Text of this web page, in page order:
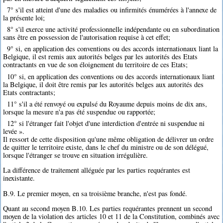
7° s'il est atteint d'une des maladies ou infirmités énumérées à l'annexe de
la présente loi;
8° s'il exerce une activité professionnelle indépendante ou en subordination
sans être en possession de l'autorisation requise à cet effet;
9° si, en application des conventions ou des accords internationaux liant la
Belgique, il est remis aux autorités belges par les autorités des Etats
contractants en vue de son éloignement du territoire de ces Etats;
10° si, en application des conventions ou des accords internationaux liant
la Belgique, il doit être remis par les autorités belges aux autorités des
Etats contractants;
11° s'il a été renvoyé ou expulsé du Royaume depuis moins de dix ans,
lorsque la mesure n'a pas été suspendue ou rapportée;
12° si l'étranger fait l'objet d'une interdiction d'entrée ni suspendue ni
levée ».
Il ressort de cette disposition qu'une même obligation de délivrer un ordre
de quitter le territoire existe, dans le chef du ministre ou de son délégué,
lorsque l'étranger se trouve en situation irrégulière.
La différence de traitement alléguée par les parties requérantes est
inexistante.
B.9. Le premier moyen, en sa troisième branche, n'est pas fondé.
Quant au second moyen B.10. Les parties requérantes prennent un second
moyen de la violation des articles 10 et 11 de la Constitution, combinés avec